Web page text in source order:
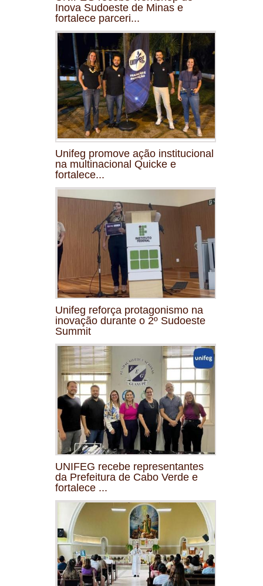
Inova Sudoeste de Minas e
fortalece parceri...
Unifeg promove ação institucional
na multinacional Quicke e
fortalece...
Unifeg reforça protagonismo na
inovação durante o 2º Sudoeste
Summit
UNIFEG recebe representantes
da Prefeitura de Cabo Verde e
fortalece ...